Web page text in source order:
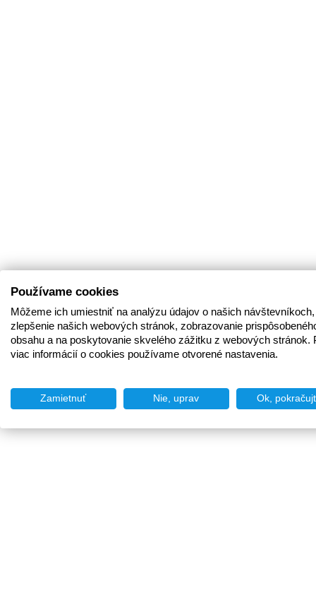
Používame cookies
Môžeme ich umiestniť na analýzu údajov o našich
zlepšenie našich webových stránok, zobrazovanie
obsahu a na poskytovanie skvelého zážitku z webových stránok.
viac informácií o cookies používame otvorené nastavenia.
Zamietnuť Nie, uprav Ok,